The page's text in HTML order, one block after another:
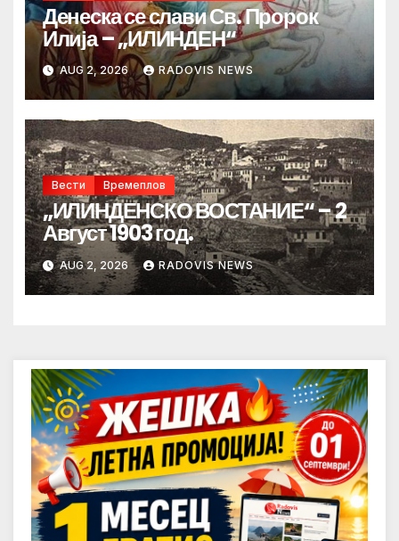
Денеска се слави Св. Пророк
Илија – „ИЛИНДЕН“
AUG 2, 2026 RADOVIS NEWS
Вести Времеплов
„ИЛИНДЕНСКО ВОСТАНИЕ“ – 2
Август 1903 год.
AUG 2, 2026 RADOVIS NEWS